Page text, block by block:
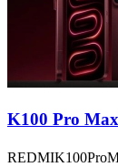
K100 Pro